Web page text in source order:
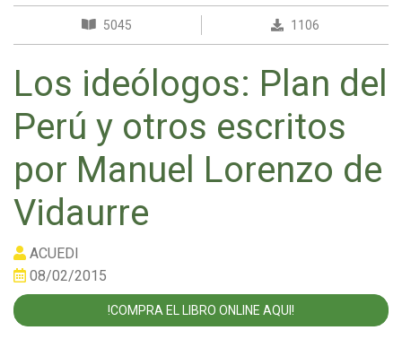
5045 1106
Los ideólogos: Plan del
Perú y otros escritos
por Manuel Lorenzo de
Vidaurre
ACUEDI
08/02/2015
!COMPRA EL LIBRO ONLINE AQUI!